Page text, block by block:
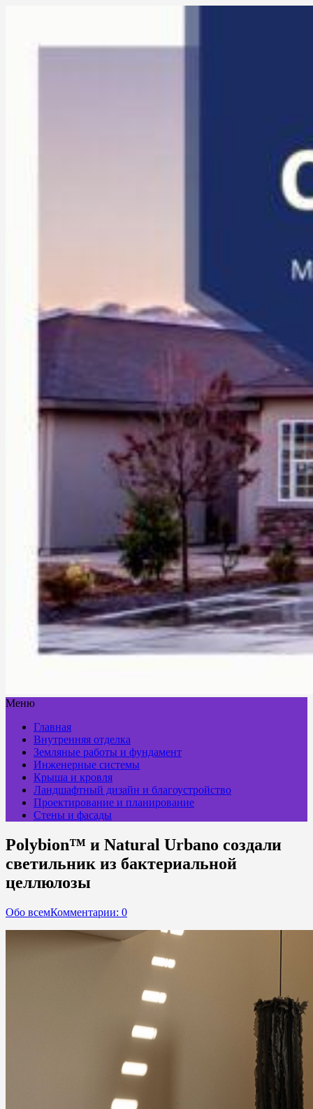
Меню
Главная
Внутренняя отделка
Земляные работы и фундамент
Инженерные системы
Крыша и кровля
Ландшафтный дизайн и благоустройство
Проектирование и планирование
Стены и фасады
Polybion™ и Natural Urbano создали
светильник из бактериальной
целлюлозы
Обо всемКомментарии: 0